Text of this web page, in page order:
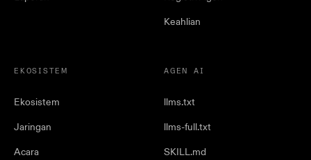
Keahlian
EKOSISTEM
Ekosistem
Jaringan
Acara
AGEN AI
llms.txt
llms-full.txt
SKILL.md